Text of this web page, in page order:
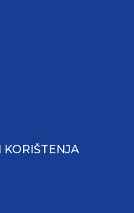
KORIŠTENJA